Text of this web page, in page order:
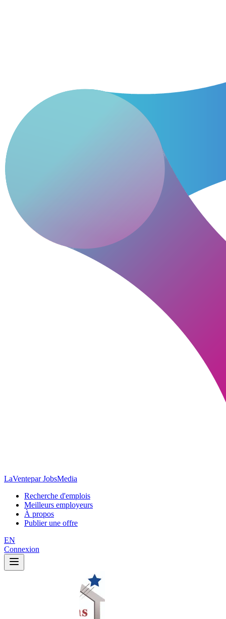
LaVentepar JobsMedia
Recherche d'emplois
Meilleurs employeurs
À propos
Publier une offre
EN
Connexion